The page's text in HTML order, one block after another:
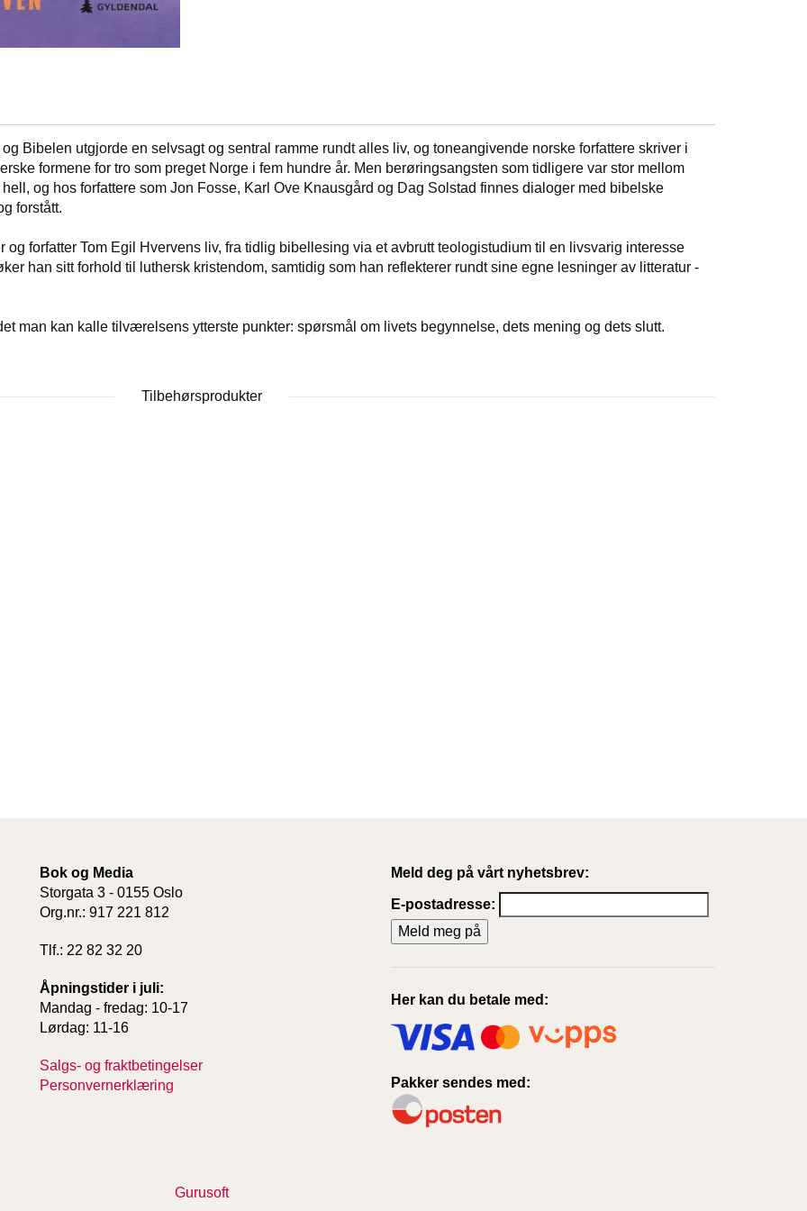
Bibelen utgjorde en selvsagt og sentral ramme rundt alles liv, og toneangivende norske forfattere skriver i
formene for tro som preget Norge i fem hundre år. Men berøringsangsten som tidligere var stor mellom
og hos forfattere som Jon Fosse, Karl Ove Knausgård og Dag Solstad finnes dialoger med bibelske
forstått.
forfatter Tom Egil Hvervens liv, fra tidlig bibellesing via et avbrutt teologistudium til en livsvarig interesse
han sitt forhold til luthersk kristendom, samtidig som han reflekterer rundt sine egne lesninger av litteratur -
man kan kalle tilværelsens ytterste punkter: spørsmål om livets begynnelse, dets mening og dets slutt.
Tilbehørsprodukter
Bok og Media
Storgata 3 - 0155 Oslo
Org.nr.: 917 221 812
Tlf.: 22 82 32 20
Åpningstider i juli:
Mandag - fredag: 10-17
Lørdag: 11-16
Salgs- og fraktbetingelser
Personvernerklæring
Meld deg på vårt nyhetsbrev:
E-postadresse:
Her kan du betale med:
Pakker sendes med:
Gurusoft